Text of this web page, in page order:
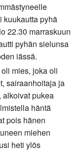
kuukautta pyhä
22.30 marraskuun
pyhän sielunsa
iässä.
mies, joka oli
sairaanhoitaja ja
alkoivat pukea
häntä
pois hänen
miehen
heti ylös